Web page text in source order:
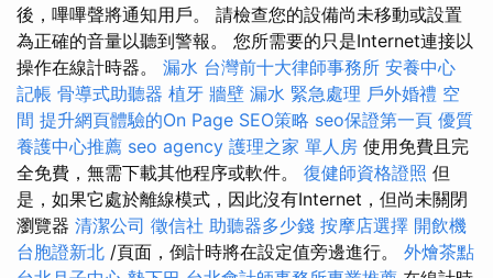
後，嗶嗶聲將通知用戶。 請檢查您的設備尚未移動或設置
為正確的音量以聽到警報。 您所需要的只是Internet連接以
操作在線計時器。 漏水 台灣前十大律師事務所 安養中心
記帳 骨導式助聽器 植牙 牆壁 漏水 緊急處理 戶外婚禮 空
間 提升網頁體驗的On Page SEO策略 seo保證第一頁 優質
養護中心推薦 seo agency 護理之家 單人房 使用免費且完
全免費，無需下載其他程序或軟件。 復健師資格證照 但
是，如果它處於離線模式，因此沒有Internet，但尚未關閉
瀏覽器 清潔公司 徵信社 助聽器多少錢 按摩店選擇 開飲機
台胞證新北 /頁面，倒計時將在設定值旁邊進行。 外燴茶點